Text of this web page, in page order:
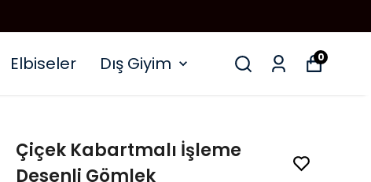
Elbiseler Dış Giyim 0
Çiçek Kabartmalı İşleme
Desenli Gömlek